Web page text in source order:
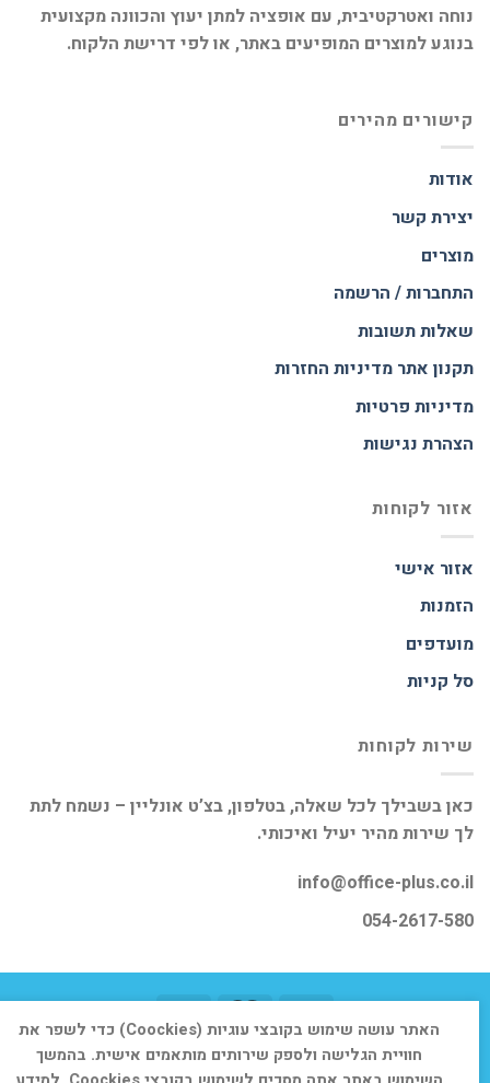
נוחה ואטרקטיבית, עם אופציה למתן יעוץ והכוונה מקצועית
בנוגע למוצרים המופיעים באתר, או לפי דרישת הלקוח.
קישורים מהירים
אודות
יצירת קשר
מוצרים
התחברות / הרשמה
שאלות תשובות
תקנון אתרמדיניות החזרות
מדיניות פרטיות
הצהרת נגישות
אזור לקוחות
אזור אישי
הזמנות
מועדפים
סל קניות
שירות לקוחות
כאן בשבילך לכל שאלה, בטלפון, בצ’ט אונליין – נשמח לתת
לך שירות מהיר יעיל ואיכותי.
info@office-plus.co.il
054-2617-580
דף הבית אודות חנות יצירת קשר
האתר עושה שימוש בקובצי עוגיות (Coockies) כדי לשפר את
חוויית הגלישה ולספק שירותים מותאמים אישית. בהמשך